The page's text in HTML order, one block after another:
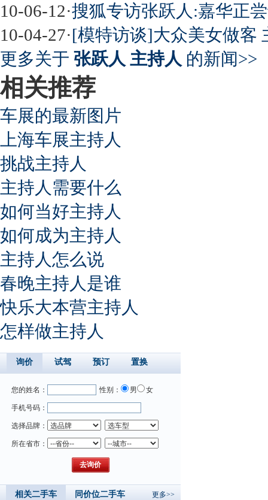
10-06-12·搜狐专访张跃人:嘉华正
10-04-27·[模特访谈]大众美女做客
更多关于 张跃人 主持人 的新闻>>
相关推荐
车展的最新图片
上海车展主持人
挑战主持人
主持人需要什么
如何当好主持人
如何成为主持人
主持人怎么说
春晚主持人是谁
快乐大本营主持人
怎样做主持人
询价 试驾 预订 置换
您的姓名： 性别： 男 女
手机号码：
选择品牌：
所在省市：
相关二手车 同价位二手车 更多>>